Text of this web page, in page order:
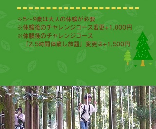
※5〜9歳は大人の体験が必要
※体験後のチャレンジコース変更+1,000円
※体験後のチャレンジコース
「2.5時間体験し放題」 変更は+1,500円